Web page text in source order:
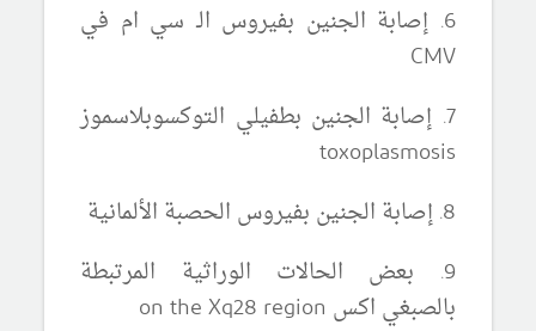
6. إصابة الجنين بفيروس الـ سي ام في
CMV
7. إصابة الجنين بطفيلي التوكسوبلاسموز
toxoplasmosis
8. إصابة الجنين بفيروس الحصبة الألمانية
9. بعض الحالات الوراثية المرتبطة
بالصبغي اكس on the Xq28 region